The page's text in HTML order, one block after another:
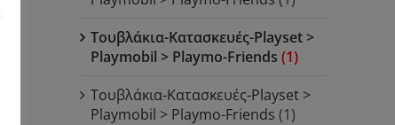
Τουβλάκια-Κατασκευές-Playset >
Playmobil > Playmo-Friends (1)
Τουβλάκια-Κατασκευές-Playset >
Playmobil > Playmo-Friends (1)